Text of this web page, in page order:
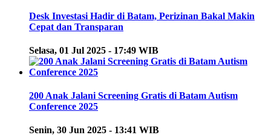
Desk Investasi Hadir di Batam, Perizinan Bakal Makin
Cepat dan Transparan
Selasa, 01 Jul 2025 - 17:49 WIB
200 Anak Jalani Screening Gratis di Batam Autism
Conference 2025
Senin, 30 Jun 2025 - 13:41 WIB